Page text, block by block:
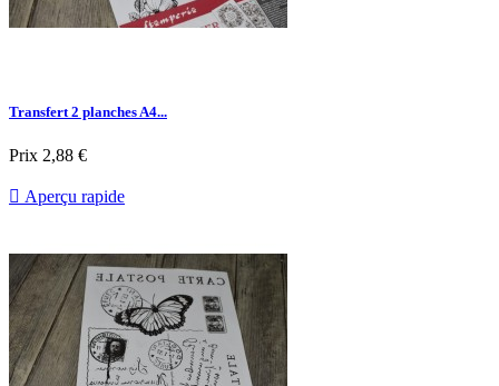
Transfert 2 planches A4...
Prix 2,88 €
 Aperçu rapide